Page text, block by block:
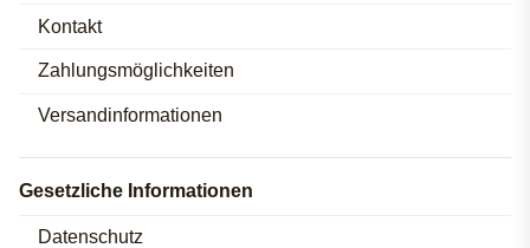
Kontakt
Zahlungsmöglichkeiten
Versandinformationen
Gesetzliche Informationen
Datenschutz